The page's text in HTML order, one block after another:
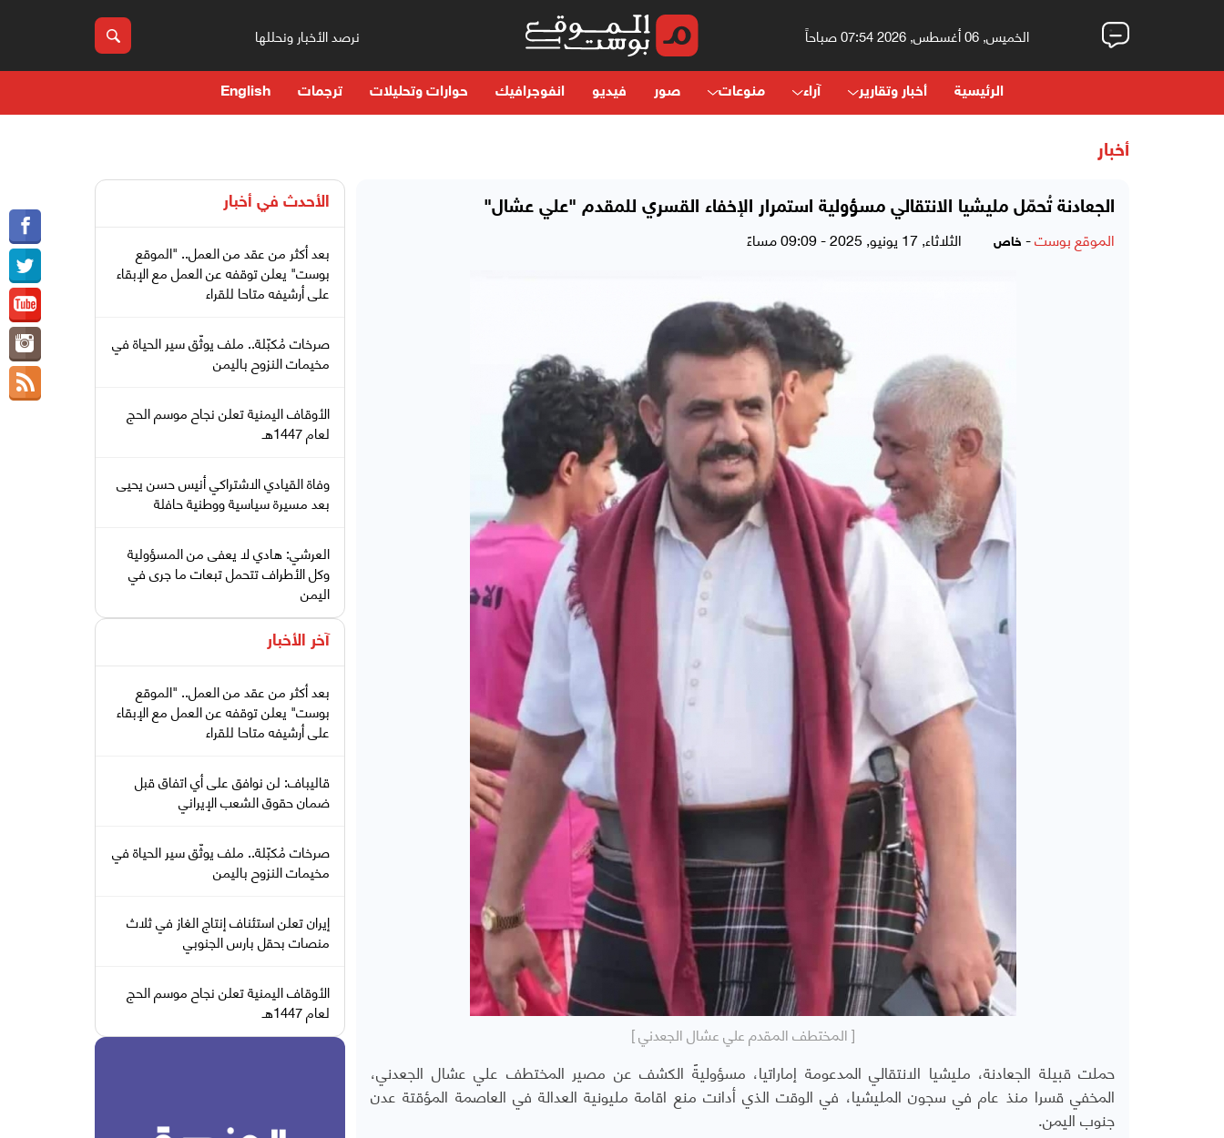
الخميس, 06 أغسطس, 2026 07:54 صباحاً نرصد الأخبار ونحللها
الرئيسية أخبار وتقارير آراء منوعات صور فيديو انفوجرافيك حوارات وتحليلات ترجمات English
أخبار
الجعادنة تُحمّل مليشيا الانتقالي مسؤولية استمرار الإخفاء القسري للمقدم "علي عشال"
الموقع بوست- خاص الثلاثاء, 17 يونيو, 2025 - 09:09 مساءً
[ المختطف المقدم علي عشال الجعدني ]
حملت قبيلة الجعادنة، مليشيا الانتقالي المدعومة إماراتيا، مسؤوليةً الكشف عن مصير المختطف علي عشال الجعدني،
المخفي قسرا منذ عام في سجون المليشيا، في الوقت الذي أدانت منع اقامة مليونية العدالة في العاصمة المؤقتة عدن
جنوب اليمن.
الأحدث في أخبار
بعد أكثر من عقد من العمل.. "الموقع
بوست" يعلن توقفه عن العمل مع الإبقاء
على أرشيفه متاحا للقراء
صرخات مُكبّلة.. ملف يوثّق سير الحياة في
مخيمات النزوح باليمن
الأوقاف اليمنية تعلن نجاح موسم الحج
لعام 1447هـ
وفاة القيادي الاشتراكي أنيس حسن يحيى
بعد مسيرة سياسية ووطنية حافلة
العرشي: هادي لا يعفى من المسؤولية
وكل الأطراف تتحمل تبعات ما جرى في
اليمن
آخر الأخبار
بعد أكثر من عقد من العمل.. "الموقع
بوست" يعلن توقفه عن العمل مع الإبقاء
على أرشيفه متاحا للقراء
قاليباف: لن نوافق على أي اتفاق قبل
ضمان حقوق الشعب الإيراني
صرخات مُكبّلة.. ملف يوثّق سير الحياة في
مخيمات النزوح باليمن
إيران تعلن استئناف إنتاج الغاز في ثلاث
منصات بحقل بارس الجنوبي
الأوقاف اليمنية تعلن نجاح موسم الحج
لعام 1447هـ